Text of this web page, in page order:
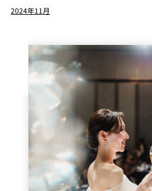
2024年11月